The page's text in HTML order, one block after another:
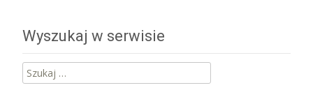
Wyszukaj w serwisie
Szukaj: